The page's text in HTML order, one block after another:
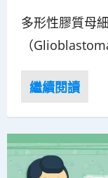
多形性膠質母
（